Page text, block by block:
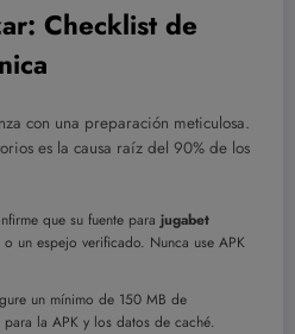
Checklist de
con una preparación meticulosa.
es la causa raíz del 90% de los
que su fuente para jugabet
un espejo verificado. Nunca use APK
un mínimo de 150 MB de
la APK y los datos de caché.